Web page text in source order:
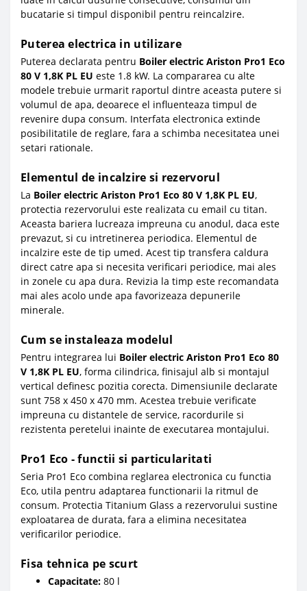
bucatarie si timpul disponibil pentru reincalzire.
Puterea electrica in utilizare
Puterea declarata pentru Boiler electric Ariston Pro1 Eco
80 V 1,8K PL EU este 1.8 kW. La compararea cu alte
modele trebuie urmarit raportul dintre aceasta putere si
volumul de apa, deoarece el influenteaza timpul de
revenire dupa consum. Interfata electronica extinde
posibilitatile de reglare, fara a schimba necesitatea unei
setari rationale.
Elementul de incalzire si rezervorul
La Boiler electric Ariston Pro1 Eco 80 V 1,8K PL EU,
protectia rezervorului este realizata cu email cu titan.
Aceasta bariera lucreaza impreuna cu anodul, daca este
prevazut, si cu intretinerea periodica. Elementul de
incalzire este de tip umed. Acest tip transfera caldura
direct catre apa si necesita verificari periodice, mai ales
in zonele cu apa dura. Revizia la timp este recomandata
mai ales acolo unde apa favorizeaza depunerile
minerale.
Cum se instaleaza modelul
Pentru integrarea lui Boiler electric Ariston Pro1 Eco 80
V 1,8K PL EU, forma cilindrica, finisajul alb si montajul
vertical definesc pozitia corecta. Dimensiunile declarate
sunt 758 x 450 x 470 mm. Acestea trebuie verificate
impreuna cu distantele de service, racordurile si
rezistenta peretelui inainte de executarea montajului.
Pro1 Eco - functii si particularitati
Seria Pro1 Eco combina reglarea electronica cu functia
Eco, utila pentru adaptarea functionarii la ritmul de
consum. Protectia Titanium Glass a rezervorului sustine
exploatarea de durata, fara a elimina necesitatea
verificarilor periodice.
Fisa tehnica pe scurt
Capacitate: 80 l